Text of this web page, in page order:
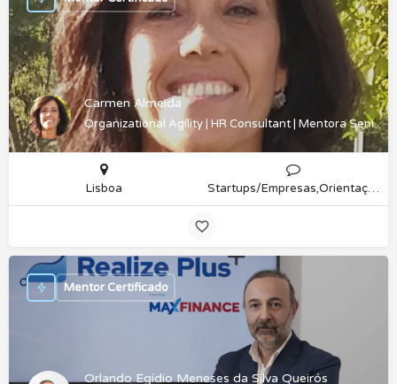
Carmen Almeida
Organizational Agility | HR Consultant | Mentora Senior
Lisboa Startups/Empresas,Orientação Profissional
Orlando Egídio Meneses da Silva Queirós
Mentor Certificado